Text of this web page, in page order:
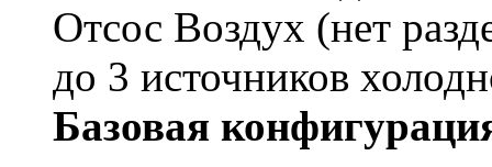
Отсос Воздух (нет
до 3 источников
Базовая